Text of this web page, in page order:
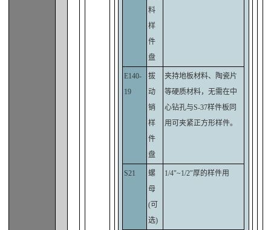
料
样
件
盘
E140-
19
拔
动
销
样
件
盘
夹持地板材料、陶瓷片
等硬质材料，无需在中
心钻孔与S-37样件板同
用可夹紧正方形样件。
S21
螺
母
(可
选)
1/4"~1/2"厚的样件用